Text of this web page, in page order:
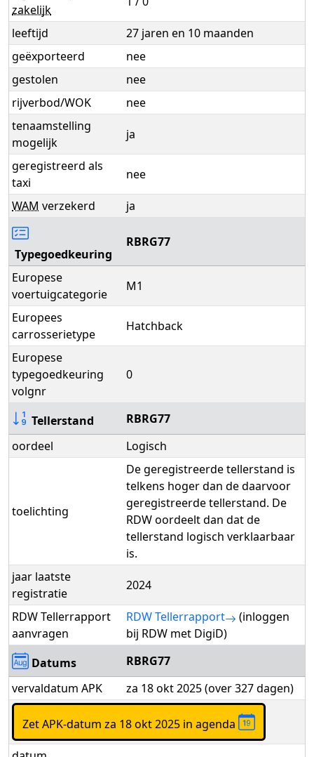
zakelijk
leeftijd
27 jaren en 10 maanden
geëxporteerd
nee
gestolen
nee
rijverbod/WOK
nee
tenaamstelling
mogelijk
ja
geregistreerd als
taxi
nee
WAM verzekerd ja
Typegoedkeuring
RBRG77
Europese
voertuigcategorie
M1
Europees
carrosserietype
Hatchback
Europese
typegoedkeuring
volgnr
0
Tellerstand
RBRG77
oordeel
Logisch
toelichting
De geregistreerde tellerstand is
telkens hoger dan de daarvoor
geregistreerde tellerstand. De
RDW oordeelt dan dat de
tellerstand logisch verklaarbaar
is.
jaar laatste
registratie
2024
RDW Tellerrapport
aanvragen
RDW Tellerrapport
(inloggen
bij RDW met DigiD)
Datums
RBRG77
vervaldatum APK
za 18 okt 2025 (over 327 dagen)
Zet APK-datum za 18 okt 2025 in agenda